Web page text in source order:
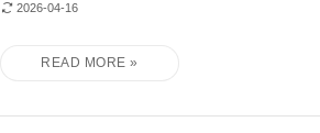
2026-04-16